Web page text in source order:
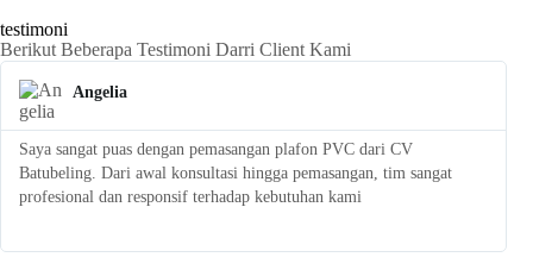
testimoni
Berikut Beberapa Testimoni Darri Client Kami
Angelia
Saya sangat puas dengan pemasangan plafon PVC dari CV
Batubeling. Dari awal konsultasi hingga pemasangan, tim sangat
profesional dan responsif terhadap kebutuhan kami